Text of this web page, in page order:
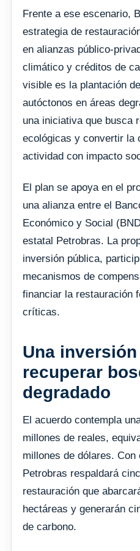
Frente a ese escenario,
estrategia de
en alianzas público-
climático y créditos de
visible es la plantación
autóctonos en áreas
una iniciativa que busca
ecológicas y convertir la
actividad con impacto
El plan se apoya en el
una alianza entre el
Económico y Social
estatal Petrobras. La
inversión pública,
mecanismos de
financiar la restauración
críticas.
Una
recuperar
degradado
El acuerdo contempla
millones de reales,
millones de dólares.
Petrobras respaldará
restauración que
hectáreas y generarán
de carbono.